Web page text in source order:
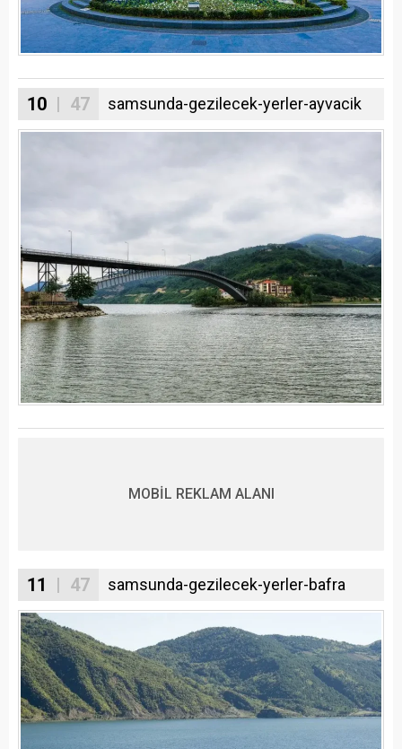
10 | 47 samsunda-gezilecek-yerler-ayvacik
MOBİL REKLAM ALANI
11 | 47 samsunda-gezilecek-yerler-bafra